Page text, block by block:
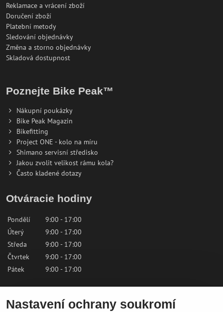
Reklamace a vrácení zboží
Doručení zboží
Platební metody
Sledování objednávky
Změna a storno objednávky
Skladová dostupnost
Poznejte Bike Peak™
Nákupní poukázky
Bike Peak Magazin
Bikefitting
Project ONE - kolo na míru
Shimano servisní středisko
Jakou zvolit velikost rámu kola?
Často kladené dotazy
Otváracie hodiny
Pondělí
9:00 - 17:00
Úterý
9:00 - 17:00
Středa
9:00 - 17:00
Čtvrtek
9:00 - 17:00
Pátek
9:00 - 17:00
Neděle
Zavřeno
Nastavení ochrany soukromí